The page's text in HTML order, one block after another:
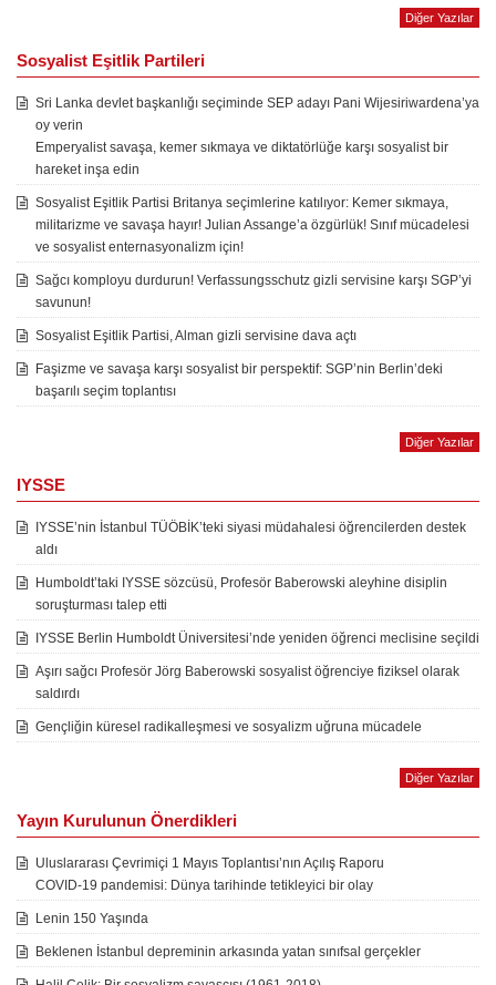
Diğer Yazılar
Sosyalist Eşitlik Partileri
Sri Lanka devlet başkanlığı seçiminde SEP adayı Pani Wijesiriwardena’ya
oy verin
Emperyalist savaşa, kemer sıkmaya ve diktatörlüğe karşı sosyalist bir
hareket inşa edin
Sosyalist Eşitlik Partisi Britanya seçimlerine katılıyor: Kemer sıkmaya,
militarizme ve savaşa hayır! Julian Assange’a özgürlük! Sınıf mücadelesi
ve sosyalist enternasyonalizm için!
Sağcı komployu durdurun! Verfassungsschutz gizli servisine karşı SGP’yi
savunun!
Sosyalist Eşitlik Partisi, Alman gizli servisine dava açtı
Faşizme ve savaşa karşı sosyalist bir perspektif: SGP’nin Berlin’deki
başarılı seçim toplantısı
Diğer Yazılar
IYSSE
IYSSE’nin İstanbul TÜÖBİK’teki siyasi müdahalesi öğrencilerden destek
aldı
Humboldt’taki IYSSE sözcüsü, Profesör Baberowski aleyhine disiplin
soruşturması talep etti
IYSSE Berlin Humboldt Üniversitesi’nde yeniden öğrenci meclisine seçildi
Aşırı sağcı Profesör Jörg Baberowski sosyalist öğrenciye fiziksel olarak
saldırdı
Gençliğin küresel radikalleşmesi ve sosyalizm uğruna mücadele
Diğer Yazılar
Yayın Kurulunun Önerdikleri
Uluslararası Çevrimiçi 1 Mayıs Toplantısı’nın Açılış Raporu
COVID-19 pandemisi: Dünya tarihinde tetikleyici bir olay
Lenin 150 Yaşında
Beklenen İstanbul depreminin arkasında yatan sınıfsal gerçekler